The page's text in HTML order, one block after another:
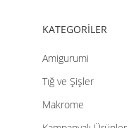
KATEGORİLER
Amigurumi
Tığ ve Şişler
Makrome